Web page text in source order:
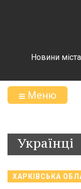
Новини
Меню
Українці
ХАРКІВСЬКА